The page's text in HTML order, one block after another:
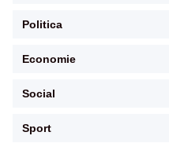
Politica
Economie
Social
Sport